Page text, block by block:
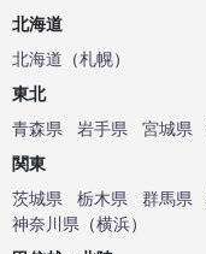
北海道
北海道 （札幌）
東北
青森県
岩手県 宮城県
関東
茨城県
栃木県 群馬県
神奈川県 （横浜）